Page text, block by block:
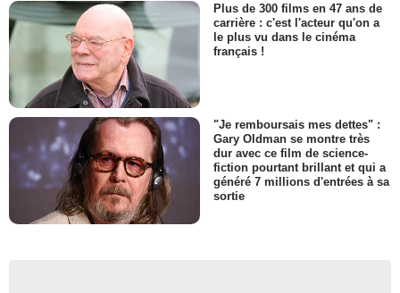
Plus de 300 films en 47 ans de
carrière : c'est l'acteur qu'on a
le plus vu dans le cinéma
français !
"Je remboursais mes dettes" :
Gary Oldman se montre très
dur avec ce film de science-
fiction pourtant brillant et qui a
généré 7 millions d'entrées à sa
sortie